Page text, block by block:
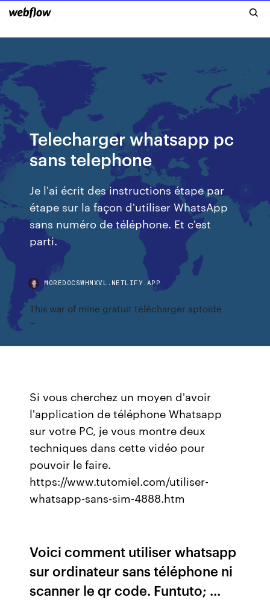
Telecharger whatsapp pc
sans telephone
Je l'ai écrit des instructions étape par
étape sur la façon d'utiliser WhatsApp
sans numéro de téléphone. Et c'est
parti.
MOREDOCSWHMXVL.NETLIFY.APP
This war of mine gratuit télécharger aptoide
Si vous cherchez un moyen d'avoir
l'application de téléphone Whatsapp
sur votre PC, je vous montre deux
techniques dans cette vidéo pour
pouvoir le faire.
https://www.tutomiel.com/utiliser-
whatsapp-sans-sim-4888.htm
Voici comment utiliser whatsapp
sur ordinateur sans téléphone ni
scanner le qr code. Funtuto; ...